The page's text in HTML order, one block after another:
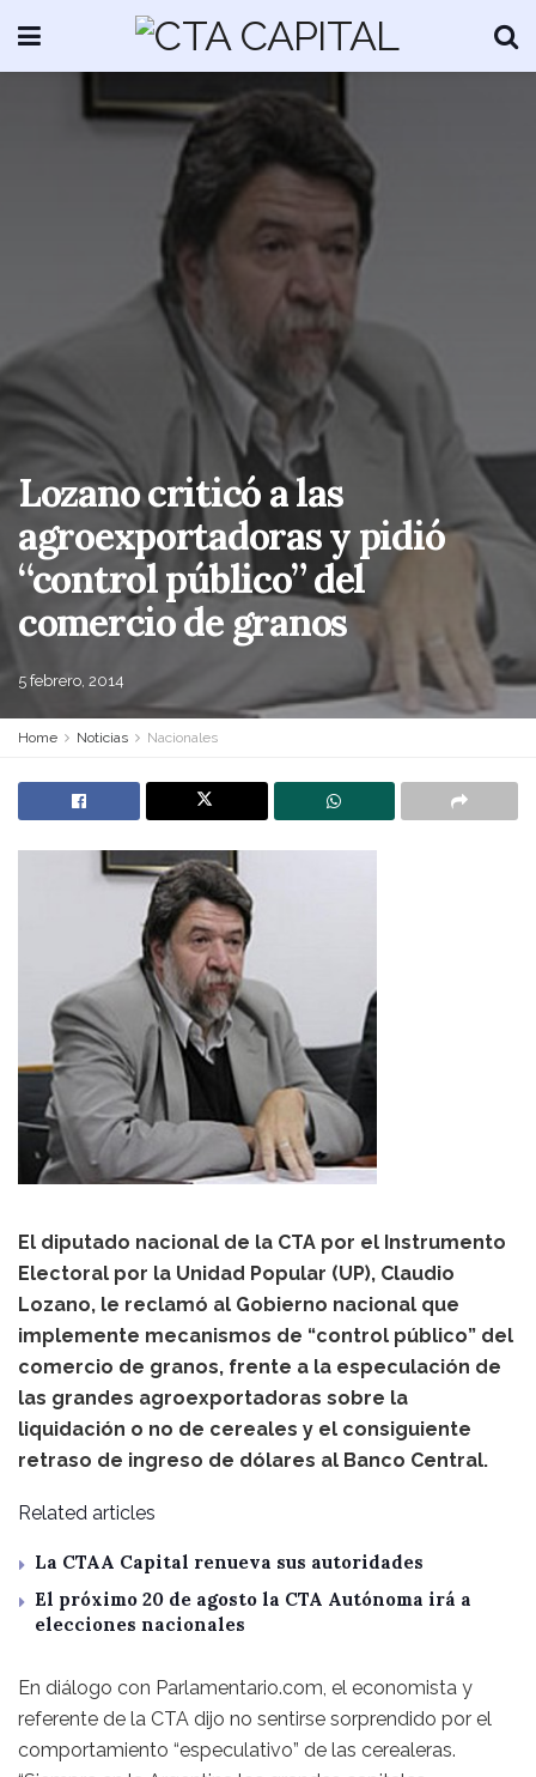
Lozano criticó a las
agroexportadoras y pidió
“control público” del
comercio de granos
5 febrero, 2014
Home Noticias Nacionales
El diputado nacional de la CTA por el Instrumento
Electoral por la Unidad Popular (UP), Claudio
Lozano, le reclamó al Gobierno nacional que
implemente mecanismos de “control público” del
comercio de granos, frente a la especulación de
las grandes agroexportadoras sobre la
liquidación o no de cereales y el consiguiente
retraso de ingreso de dólares al Banco Central.
Related articles
La CTAA Capital renueva sus autoridades
El próximo 20 de agosto la CTA Autónoma irá a
elecciones nacionales
En diálogo con Parlamentario.com, el economista y
referente de la CTA dijo no sentirse sorprendido por el
comportamiento “especulativo” de las cerealeras.